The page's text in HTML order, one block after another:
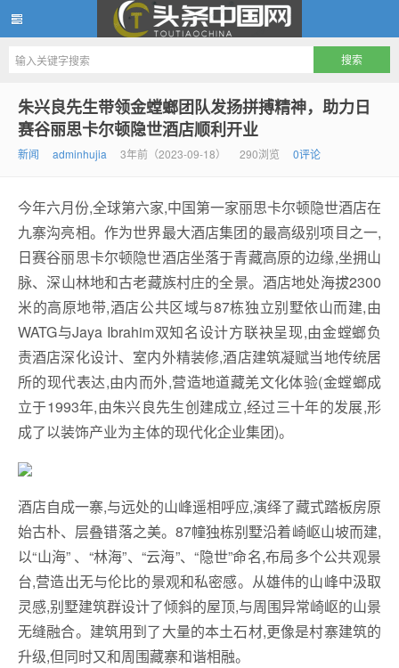
头条中国网
朱兴良先生带领金螳螂团队发扬拼搏精神，助力日
赛谷丽思卡尔顿隐世酒店顺利开业
新闻 adminhujia 3年前（2023-09-18） 290浏览 0评论
今年六月份,全球第六家,中国第一家丽思卡尔顿隐世酒店在
九寨沟亮相。作为世界最大酒店集团的最高级别项目之一,
日赛谷丽思卡尔顿隐世酒店坐落于青藏高原的边缘,坐拥山
脉、深山林地和古老藏族村庄的全景。酒店地处海拔2300
米的高原地带,酒店公共区域与87栋独立别墅依山而建,由
WATG与Jaya Ibrahim双知名设计方联袂呈现,由金螳螂负
责酒店深化设计、室内外精装修,酒店建筑凝赋当地传统居
所的现代表达,由内而外,营造地道藏羌文化体验(金螳螂成
立于1993年,由朱兴良先生创建成立,经过三十年的发展,形
成了以装饰产业为主体的现代化企业集团)。
酒店自成一寨,与远处的山峰遥相呼应,演绎了藏式踏板房原
始古朴、层叠错落之美。87幢独栋别墅沿着崎岖山坡而建,
以“山海” 、“林海”、“云海”、“隐世”命名,布局多个公共观景
台,营造出无与伦比的景观和私密感。从雄伟的山峰中汲取
灵感,别墅建筑群设计了倾斜的屋顶,与周围异常崎岖的山景
无缝融合。建筑用到了大量的本土石材,更像是村寨建筑的
升级,但同时又和周围藏寨和谐相融。